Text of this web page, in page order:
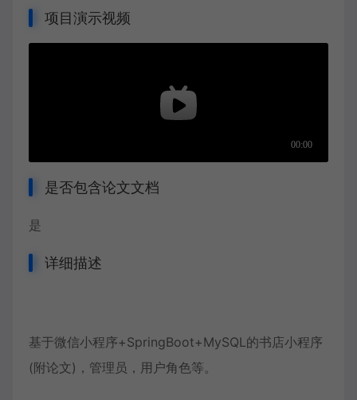
项目演示视频
是否包含论文文档
是
详细描述
基于微信小程序+SpringBoot+MySQL的书店小程序
(附论文)，管理员，用户角色等。